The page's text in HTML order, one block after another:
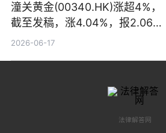
潼关黄金(00340.HK)涨超4%，
截至发稿，涨4.04%，报2.06港
元，成交额369.05万港元|焦点
2026-06-17
法律解答网